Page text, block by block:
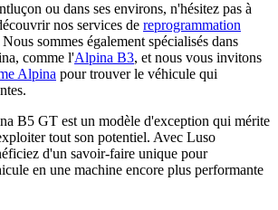
ou dans ses environs, n'hésitez pas à
nos services de reprogrammation
Nous sommes également spécialisés dans
comme l'Alpina B3, et nous vous invitons
Alpina pour trouver le véhicule qui
B5 GT est un modèle d'exception qui mérite
tout son potentiel. Avec Luso
d'un savoir-faire unique pour
en une machine encore plus performante